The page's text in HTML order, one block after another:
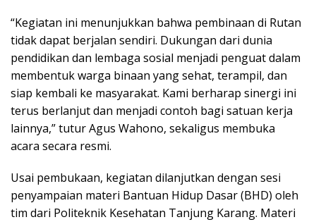
“Kegiatan ini menunjukkan bahwa pembinaan di Rutan
tidak dapat berjalan sendiri. Dukungan dari dunia
pendidikan dan lembaga sosial menjadi penguat dalam
membentuk warga binaan yang sehat, terampil, dan
siap kembali ke masyarakat. Kami berharap sinergi ini
terus berlanjut dan menjadi contoh bagi satuan kerja
lainnya,” tutur Agus Wahono, sekaligus membuka
acara secara resmi.
Usai pembukaan, kegiatan dilanjutkan dengan sesi
penyampaian materi Bantuan Hidup Dasar (BHD) oleh
tim dari Politeknik Kesehatan Tanjung Karang. Materi